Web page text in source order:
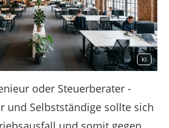
KI
oder Steuerberater -
und Selbstständige sollte sich